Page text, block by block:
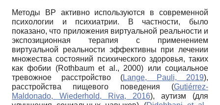
Методы ВР активно используются в современной
психологии и психиатрии. В частности, было
показано, что приложения виртуальной реальности и
экспозиционная терапия с применением
виртуальной реальности эффективны при лечении
множества состояний психического здоровья, таких
как фобии (Rothbaum et al., 2000) или социальное
тревожное расстройство (Lange, Pauli, 2019),
расстройства пищевого поведения (Gutiérrez-
Maldonado, Wiederhold, Riva, 2016), аутизм (для